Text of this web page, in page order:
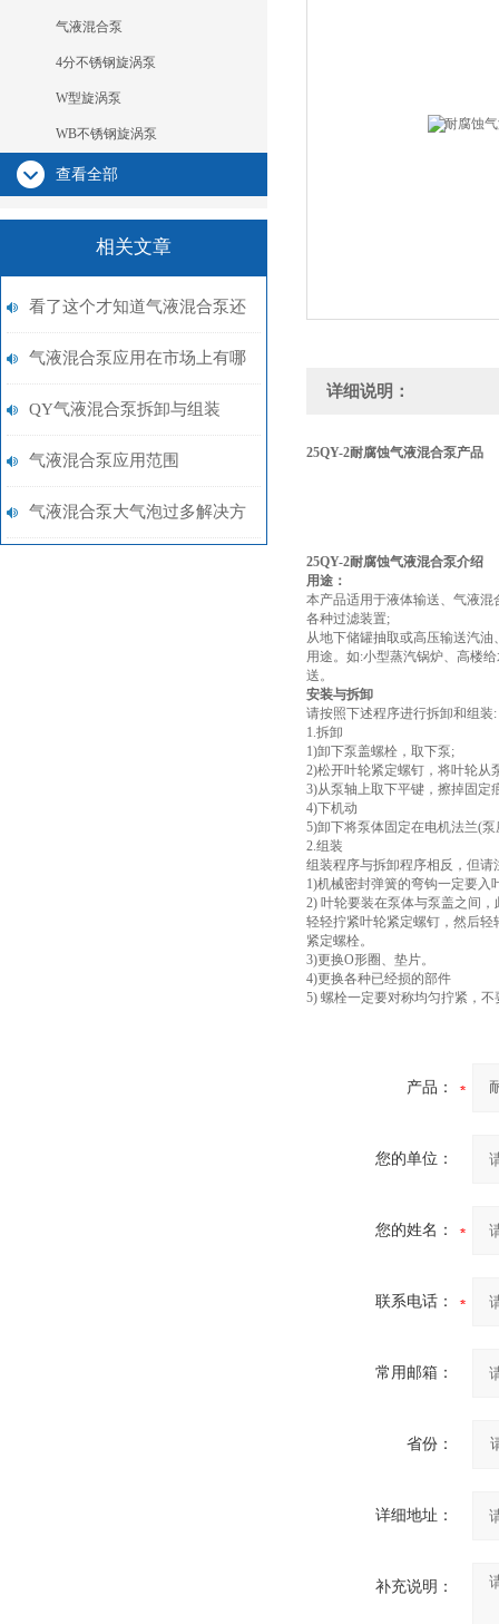
气液混合泵
4分不锈钢旋涡泵
W型旋涡泵
WB不锈钢旋涡泵
查看全部
相关文章
看了这个才知道气液混合泵还
有这些典型应用
气液混合泵应用在市场上有哪
几种类型？
QY气液混合泵拆卸与组装
气液混合泵应用范围
气液混合泵大气泡过多解决方
详细说明：
25QY-2耐腐蚀气液混合泵产品
25QY-2耐腐蚀气液混合泵介绍
用途：
本产品适用于液体输送、气液
各种过滤装置;
从地下储罐抽取或高压输送汽
用途。如:小型蒸汽锅炉、高楼
送。
安装与拆卸
请按照下述程序进行拆卸和组装:
1.拆卸
1)卸下泵盖螺栓，取下泵;
2)松开叶轮紧定螺钉，将叶轮从
3)从泵轴上取下平键，擦掉固定
4)下机动
5)卸下将泵体固定在电机法兰(
2.组装
组装程序与拆卸程序相反，但请
1)机械密封弹簧的弯钩一定要
2) 叶轮要装在泵体与泵盖之间
轻轻拧紧叶轮紧定螺钉，然后
紧定螺栓。
3)更换O形圈、垫片。
4)更换各种已经损的部件
5) 螺栓一定要对称均匀拧紧，
产品：
您的单位：
您的姓名：
联系电话：
常用邮箱：
省份：
详细地址：
补充说明：